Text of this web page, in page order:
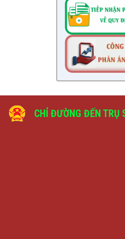
CHỈ ĐƯỜNG ĐẾN TRỤ